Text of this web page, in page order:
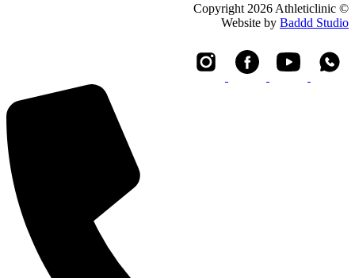
© Copyright 2026 Athleticlinic
Website by Baddd Studio